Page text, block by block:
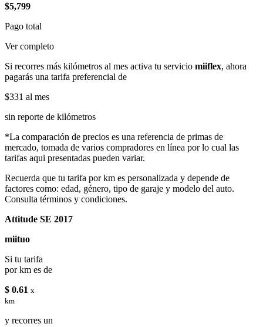
$5,799
Pago total
Ver completo
Si recorres más kilómetros al mes activa tu servicio miiflex, ahora
pagarás una tarifa preferencial de
$331 al mes
sin reporte de kilómetros
*La comparación de precios es una referencia de primas de
mercado, tomada de varios compradores en línea por lo cual las
tarifas aqui presentadas pueden variar.
Recuerda que tu tarifa por km es personalizada y depende de
factores como: edad, género, tipo de garaje y modelo del auto.
Consulta términos y condiciones.
Attitude SE 2017
miituo
Si tu tarifa
por km es de
$ 0.61 x
km
y recorres un